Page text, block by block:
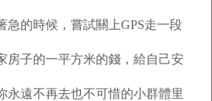
的時候，嘗試關上GPS走一段
子的一平方米的錢，給自己安
遠不再去也不可惜的小群體里